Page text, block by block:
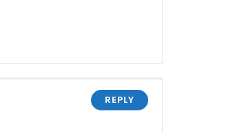
REPLY